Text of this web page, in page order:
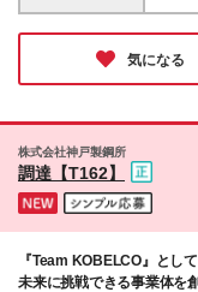
・事
ませ
くことはござ
気になる
株式会社神戸製鋼所
調達【T162】
『Team KOBELCO』として
未来に挑戦できる事業体を